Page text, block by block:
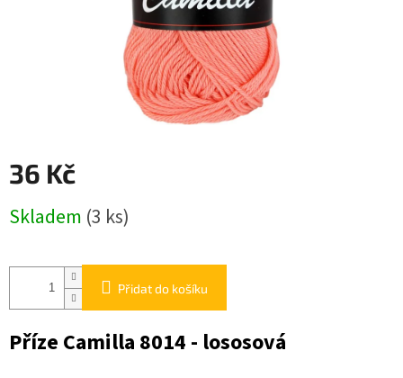
36 Kč
cena:
Skladem (3 ks)
Přidat do košíku
Příze Camilla 8014 - lososová